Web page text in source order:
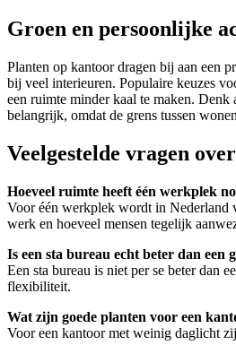
Groen en persoonlijke
Planten op kantoor dragen bij aan een
bij veel interieuren. Populaire keuzes
een ruimte minder kaal te maken.
belangrijk, omdat de grens tussen
Veelgestelde vragen
Hoeveel ruimte heeft één werkplek
Voor één werkplek wordt in Nederland
werk en hoeveel mensen tegelijk
Is een sta bureau echt beter dan een
Een sta bureau is niet per se beter dan
flexibiliteit.
Wat zijn goede planten voor een
Voor een kantoor met weinig daglicht